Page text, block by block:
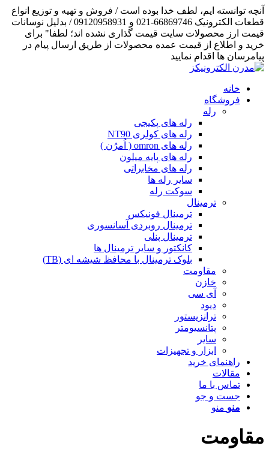
آنچه توانسته ایم، لطف خدا بوده است / فروش و تهیه و توزیع انواع
قطعات الکترونیک 66869746-021 و 09120958931 / بدلیل نوسانات
قیمت ارز محصولات سایت قیمت گذاری نشده اند؛ لطفا" برای
خرید و اطلاع از قیمت عمده محصولات از طریق ارسال پیام در
پیامرسان ها اقدام نمایید
خانه
فروشگاه
رله
رله های پکیجی
رله های کولری NT90
رله های omron ( اُمرُن )
رله های پایه میلون
رله های مخابراتی
سایر رله ها
سوکت رله
ترمینال
ترمینال فونیکس
ترمینال روبردی آسانسوری
ترمینال پنلی
کانکتور و سایر ترمینال ها
بلوک ترمینال با محافظ شیشه ای (TB)
مقاومت
خازن
آی سی
دیود
ترانزیستور
پتانسیومتر
سایر
ابزار و تجهیزات
راهنمای خرید
مقالات
تماس با ما
جست و جو
منو منو
مقاومت